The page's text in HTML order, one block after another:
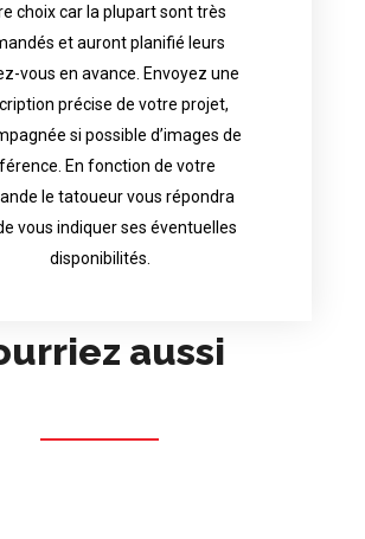
choix car la plupart sont très
et auront planifié leurs
vous en avance. Envoyez une
précise de votre projet,
si possible d’images de
En fonction de votre
le tatoueur vous répondra
vous indiquer ses éventuelles
disponibilités.
directly the artist of your
because most are in great
in advance. Send an
description of your project, if
attached with reference
Depending your request, the
artist will answer to tell you his
aussi